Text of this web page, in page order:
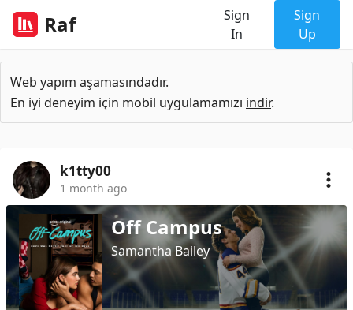
Raf
Sign
In
Sign
Up
Web yapım aşamasındadır.
En iyi deneyim için mobil uygulamamızı indir.
k1tty00
1 month ago
Off Campus
Samantha Bailey